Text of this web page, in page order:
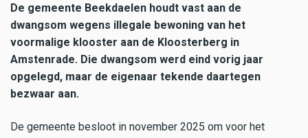
De gemeente Beekdaelen houdt vast aan de
dwangsom wegens illegale bewoning van het
voormalige klooster aan de Kloosterberg in
Amstenrade. Die dwangsom werd eind vorig jaar
opgelegd, maar de eigenaar tekende daartegen
bezwaar aan.
De gemeente besloot in november 2025 om voor het